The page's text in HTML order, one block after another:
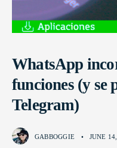
WhatsApp
funciones (y se
Telegram)
GABBOGGIE • JUNE